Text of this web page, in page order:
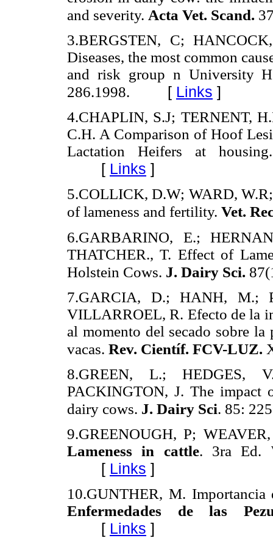
and severity. Acta Vet. Scand.
3.BERGSTEN, C;
Diseases, the most common
and risk group n University
286.1998.
[ Links ]
4.CHAPLIN, S.J; TERNENT,
C.H. A Comparison of Hoof
Lactation Heifers at
[ Links ]
5.COLLICK, D.W; WARD,
of lameness and fertility. Vet.
6.GARBARINO, E.;
THATCHER., T. Effect of
Holstein Cows. J. Dairy Sci.
7.GARCIA, D.; HANH, M.;
VILLARROEL, R. Efecto de la
al momento del secado sobre
vacas. Rev. Científ. FCV-LUZ.
8.GREEN, L.; HEDGES,
PACKINGTON, J. The
dairy cows. J. Dairy Sci. 85:
9.GREENOUGH, P;
Lameness in cattle. 3ra Ed.
[ Links ]
10.GUNTHER, M.
Enfermedades de las
[ Links ]